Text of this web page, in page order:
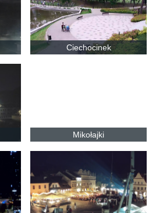
Ciechocinek
Mikołajki